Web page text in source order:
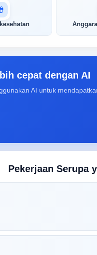
cepat dengan AI
AI untuk
Pekerjaan Serupa